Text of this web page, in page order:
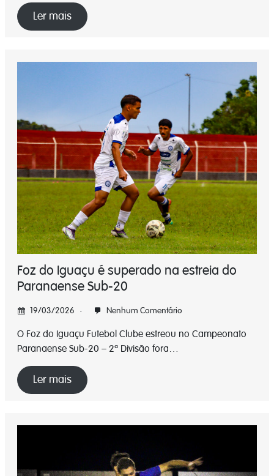
Ler mais
Foz do Iguaçu é superado na estreia do
Paranaense Sub-20
19/03/2026 Nenhum Comentário
O Foz do Iguaçu Futebol Clube estreou no Campeonato
Paranaense Sub-20 – 2ª Divisão fora…
Ler mais